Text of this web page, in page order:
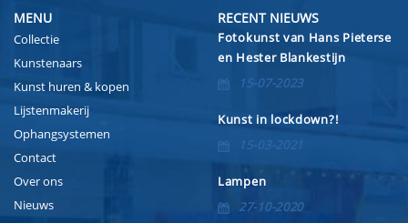
MENU
Collectie
Kunstenaars
Kunst huren & kopen
Lijstenmakerij
Ophangsystemen
Contact
Over ons
Nieuws
RECENT NIEUWS
Fotokunst van Hans Pieterse
en Hester Blankestijn
15-07-2023
Kunst in lockdown?!
15-03-2021
Lampen
27-10-2020